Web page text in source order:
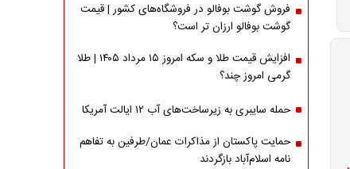
فروش گوشت بوفالو در فروشگاه‌های کشور | قیمت
گوشت بوفالو ارزان تر است؟
افزایش قیمت طلا و سکه امروز ۱۵ مرداد ۱۴۰۵ | طلا
گرمی امروز چند؟
حمله سایبری به زیرساخت‌های آب ۱۲ ایالت آمریکا
حمایت پاکستان از مذاکرات عمان/طرفین به تفاهم
نامه اسلام‌آباد بازگردند